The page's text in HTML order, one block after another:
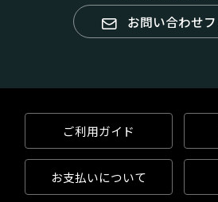
縁起が良い動物たち
お祝いごとに欠かせない「鯛」、
こ)」などの空想の動物たちも、縁
しまれています。これらの動物た
ンジされて、様々な場面でも使わ
愛くるしく縁起の良い動物たちを
取り入れてみてはいかがでしょう
お問い合わせ
ご利用ガイド
お支払いについて